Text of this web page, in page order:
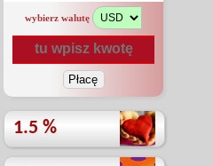
wybierz walutę
1.5 %